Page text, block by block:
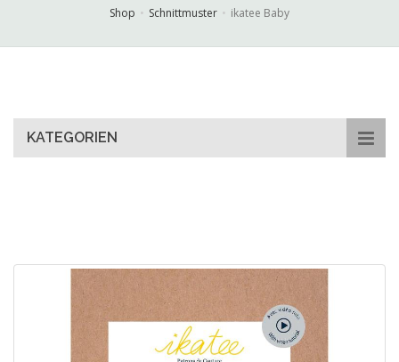
Shop Schnittmuster ikatee Baby
KATEGORIEN